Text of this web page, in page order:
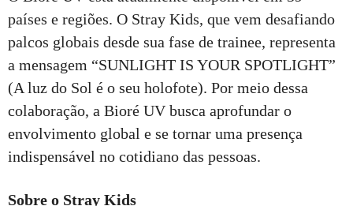
países e regiões. O Stray Kids, que vem desafiando
palcos globais desde sua fase de trainee, representa
a mensagem “SUNLIGHT IS YOUR SPOTLIGHT”
(A luz do Sol é o seu holofote). Por meio dessa
colaboração, a Bioré UV busca aprofundar o
envolvimento global e se tornar uma presença
indispensável no cotidiano das pessoas.
Sobre o Stray Kids